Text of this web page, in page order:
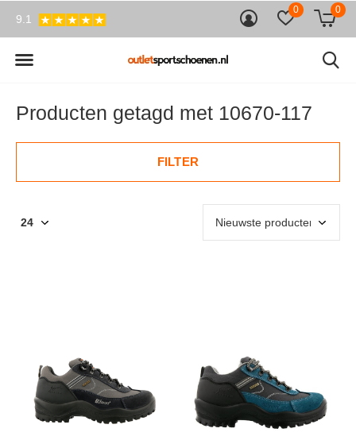
0 0
9.1
Producten getagd met 10670-117
FILTER